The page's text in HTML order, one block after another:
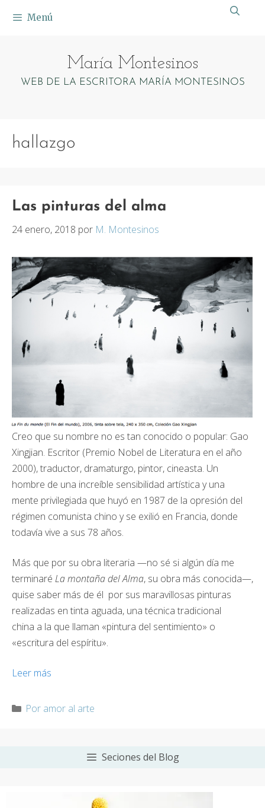
Menú
María Montesinos
WEB DE LA ESCRITORA MARÍA MONTESINOS
hallazgo
Las pinturas del alma
24 enero, 2018 por M. Montesinos
Creo que su nombre no es tan conocido o popular: Gao
Xingjian. Escritor (Premio Nobel de Literatura en el año
2000), traductor, dramaturgo, pintor, cineasta. Un
hombre de una increíble sensibilidad artística y una
mente privilegiada que huyó en 1987 de la opresión del
régimen comunista chino y se exilió en Francia, donde
todavía vive a sus 78 años.
Más que por su obra literaria —no sé si algún día me
terminaré La montaña del Alma, su obra más conocida—,
quise saber más de él por sus maravillosas pinturas
realizadas en tinta aguada, una técnica tradicional
china a la que llaman «pintura del sentimiento» o
«escritura del espíritu».
Leer más
Categorías
Por amor al arte
Seciones del Blog